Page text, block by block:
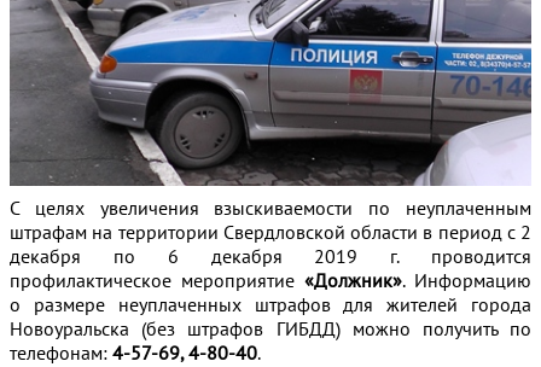
С целях увеличения взыскиваемости по неуплаченным
штрафам на территории Свердловской области в период с 2
декабря по 6 декабря 2019 г. проводится
профилактическое мероприятие «Должник». Информацию
о размере неуплаченных штрафов для жителей города
Новоуральска (без штрафов ГИБДД) можно получить по
телефонам: 4-57-69, 4-80-40.